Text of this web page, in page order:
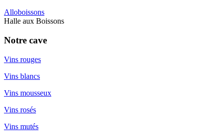
Alloboissons
Halle aux Boissons
Notre cave
Vins rouges
Vins blancs
Vins mousseux
Vins rosés
Vins mutés